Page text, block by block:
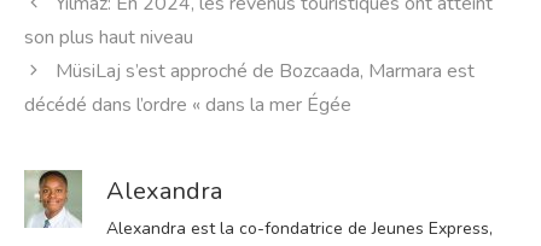
son plus haut niveau
MüsiLaj s’est approché de Bozcaada, Marmara est
décédé dans l’ordre « dans la mer Égée
Alexandra
Alexandra est la co-fondatrice de Jeunes Express,